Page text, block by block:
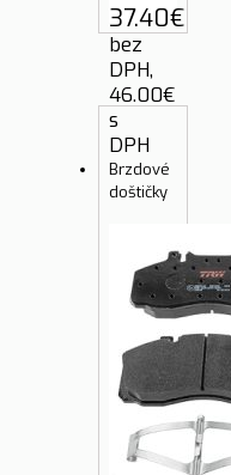
37.40€
bez
DPH,
46.00€
s
DPH
Brzdové
doštičky